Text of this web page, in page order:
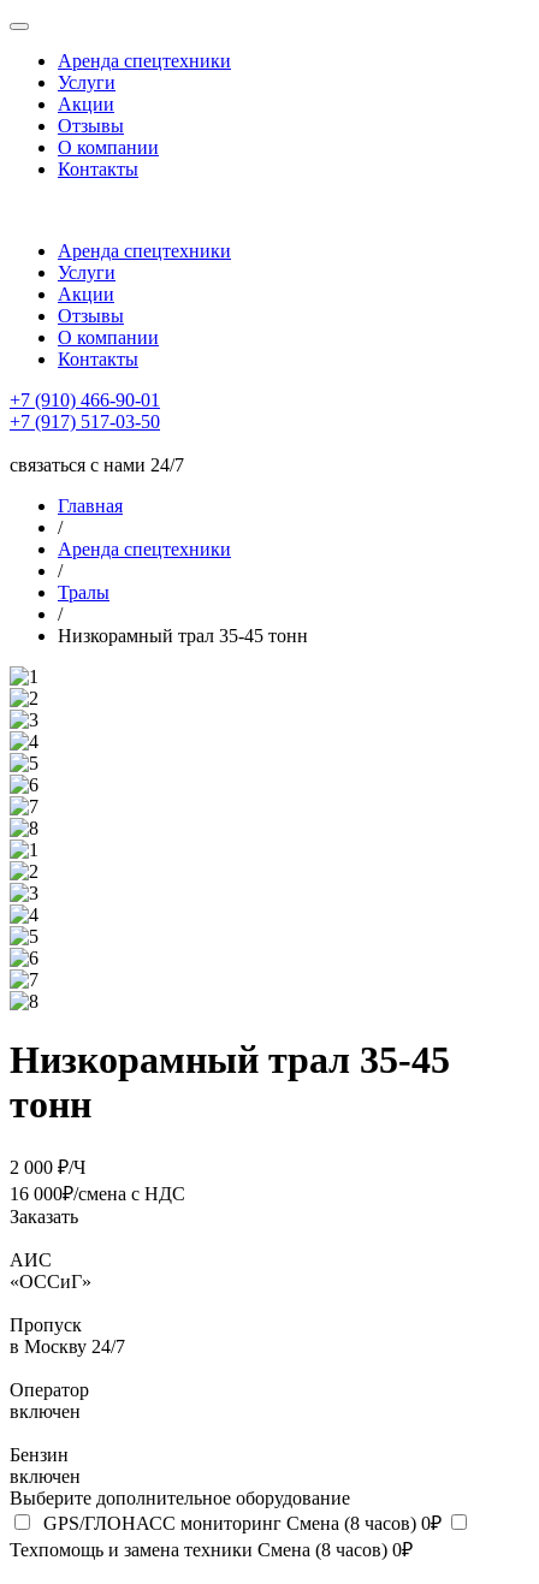
Аренда спецтехники
Услуги
Акции
Отзывы
О компании
Контакты
Аренда спецтехники
Услуги
Акции
Отзывы
О компании
Контакты
+7 (910) 466-90-01
+7 (917) 517-03-50
связаться с нами 24/7
Главная
/
Аренда спецтехники
/
Тралы
/
Низкорамный трал 35-45 тонн
Низкорамный трал 35-45
тонн
2 000 ₽/Ч
16 000₽/смена с НДС
Заказать
АИС
«ОССиГ»
Пропуск
в Москву 24/7
Оператор
включен
Бензин
включен
Выберите дополнительное оборудование
GPS/ГЛОНАСС мониторинг Смена (8 часов) 0₽
Техпомощь и замена техники Смена (8 часов) 0₽